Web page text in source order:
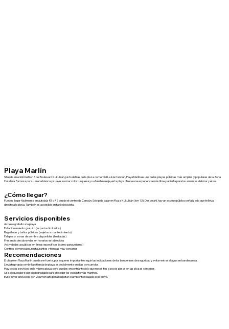
Playa Marlín
Situada en el kilómetro 13 del Boulevard Kukulkán, justo detrás de la plaza comercial La Isla Cancún, Playa Marlín es una de las playas públicas más amplias y populares de la Zona
Hotelera. Famosa por su arena blanca y suave, su mar color turquesa y su fuerte oleaje, esta playa ofrece una experiencia más libre y abierta para los amantes del mar y el sol.
¿Cómo llegar?
Puedes llegar fácilmente en autobús R1 o R2 desde el centro de Cancún. Solo pide bajar en Plaza Kukulkán (km 13). Desde ahí, hay un acceso público señalizado que te lleva
directo a la playa. También es accesible en taxi o bicicleta.
Servicios disponibles
Acceso gratuito a la playa
Estacionamiento gratuito (espacios limitados)
Regaderas y baños públicos (sujetos a mantenimiento)
Palapas y zonas de sombra disponibles (limitadas)
Presencia de salvavidas en horarios establecidos
Actividades acuáticas en áreas específicas (como paravelismo)
Centros comerciales, restaurantes y tiendas muy cercanos
Recomendaciones
El oleaje en Playa Marlín puede ser fuerte, por lo que es importante seguir las indicaciones de los banderines de seguridad y evitar entrar al agua en bandera roja.
Lleva tu propia sombrilla o tienda de playa, especialmente en días concurridos.
Hay pocos servicios en la misma playa, pero puedes encontrar todo lo que necesites a pocos pasos en las plazas cercanas.
Usa bloqueador solar biodegradable para proteger los ecosistemas marinos.
Evita llevar altavoces con volumen alto para respetar el ambiente relajado de la playa.